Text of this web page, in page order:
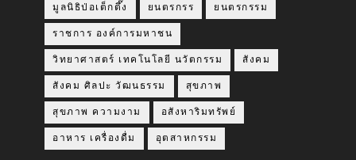
มูลนิธิป่อเต็กตึ๊ง ยนตรกรร ยนตรกรรม
ราชการ องค์การมหาชน
วิทยาศาสตร์ เทคโนโลยี นวัตกรรม สังคม
สังคม ศิลปะ วัฒนธรรม สุขภาพ
สุขภาพ ความงาม อสังหาริมทรัพย์
อาหาร เครื่องดื่ม อุตสาหกรรม